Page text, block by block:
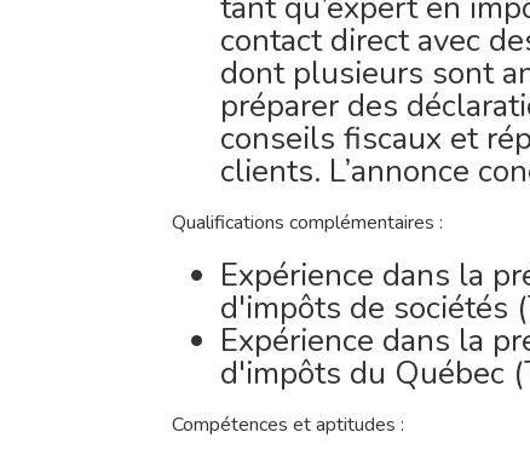
contact direct avec
dont plusieurs sont
préparer des
conseils fiscaux et
clients. L’annonce
Qualifications complémentaires :
Expérience dans la
d'impôts de sociétés
Expérience dans la
d'impôts du Québec
Compétences et aptitudes :